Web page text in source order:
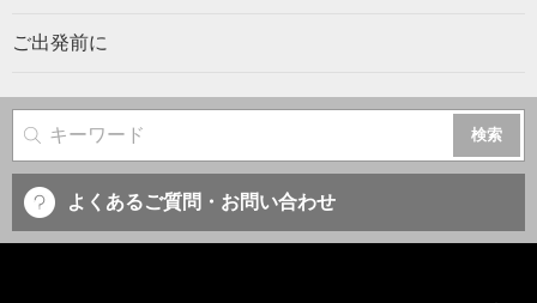
ご出発前に
サイト内検索
よくあるご質問・お問い合わせ